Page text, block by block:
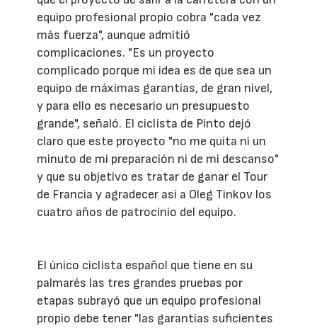
equipo profesional propio cobra "cada vez
más fuerza", aunque admitió
complicaciones. "Es un proyecto
complicado porque mi idea es de que sea un
equipo de máximas garantías, de gran nivel,
y para ello es necesario un presupuesto
grande", señaló. El ciclista de Pinto dejó
claro que este proyecto "no me quita ni un
minuto de mi preparación ni de mi descanso"
y que su objetivo es tratar de ganar el Tour
de Francia y agradecer así a Oleg Tinkov los
cuatro años de patrocinio del equipo.
El único ciclista español que tiene en su
palmarés las tres grandes pruebas por
etapas subrayó que un equipo profesional
propio debe tener "las garantías suficientes